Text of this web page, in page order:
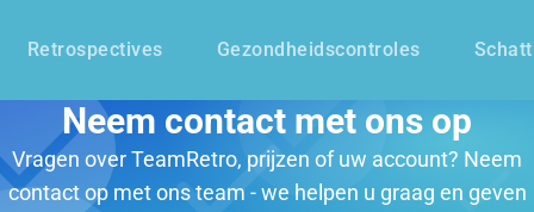
Retrospectives Gezondheidscontroles
Neem contact met ons op
Vragen over TeamRetro, prijzen of uw account? Neem
contact op met ons team - we helpen u graag en geven